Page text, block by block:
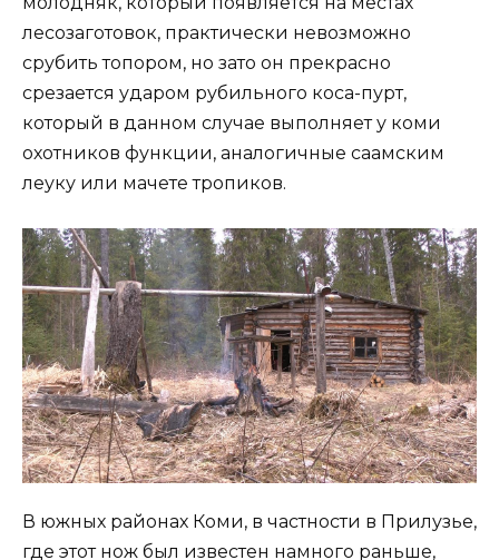
лесозаготовок, практически невозможно
срубить топором, но зато он прекрасно
срезается ударом рубильного коса-пурт,
который в данном случае выполняет у коми
охотников функции, аналогичные саамским
леуку или мачете тропиков.
В южных районах Коми, в частности в Прилузье,
где этот нож был известен намного раньше,